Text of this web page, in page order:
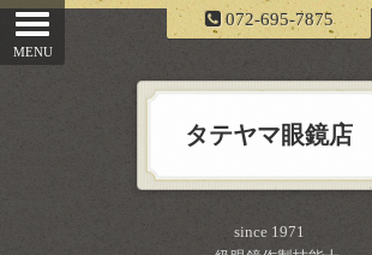
072-695-7875
タテヤマ眼鏡店
since 1971